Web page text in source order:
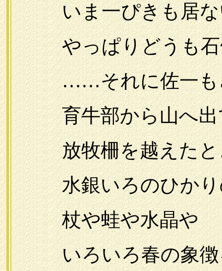
いま一ぴきも居な
やっぱりどうも石竹
……それに佐一もさ
育牛部から山へ出
放牧柵を越えたと
水銀いろのひかり
杖や蛙や水晶や
いろいろ春の象徴